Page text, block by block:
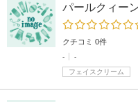
パールクィー
クチコミ 0件
-
-
フェイスクリーム